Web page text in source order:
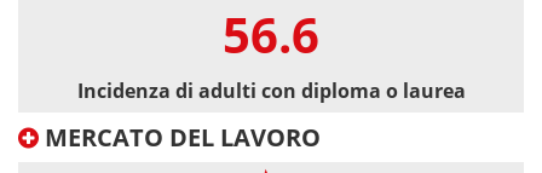
56.6
Incidenza di adulti con diploma o laurea
MERCATO DEL LAVORO